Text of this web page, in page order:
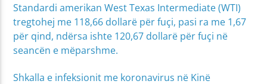
Standardi amerikan West Texas Intermediate (WTI)
tregtohej me 118,66 dollarë për fuçi, pasi ra me 1,67
për qind, ndërsa ishte 120,67 dollarë për fuçi në
seancën e mëparshme.
Shkalla e infeksionit me koronavirus në Kinë